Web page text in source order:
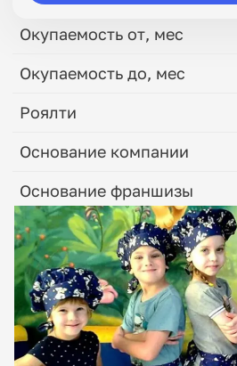
Окупаемость от, мес
Окупаемость до, мес
Роялти
Основание компании
Основание франшизы